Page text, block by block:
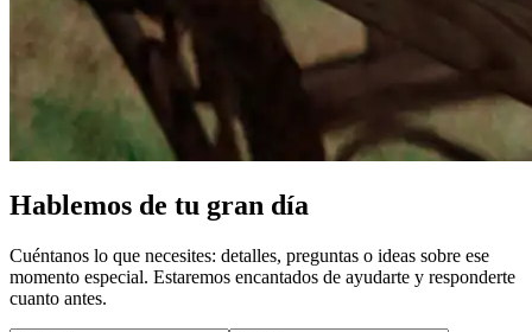
Hablemos de tu gran día
Cuéntanos lo que necesites: detalles, preguntas o ideas sobre ese
momento especial. Estaremos encantados de ayudarte y responderte
cuanto antes.